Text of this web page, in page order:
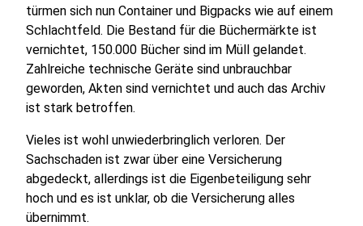
türmen sich nun Container und Bigpacks wie auf einem
Schlachtfeld. Die Bestand für die Büchermärkte ist
vernichtet, 150.000 Bücher sind im Müll gelandet.
Zahlreiche technische Geräte sind unbrauchbar
geworden, Akten sind vernichtet und auch das Archiv
ist stark betroffen.
Vieles ist wohl unwiederbringlich verloren. Der
Sachschaden ist zwar über eine Versicherung
abgedeckt, allerdings ist die Eigenbeteiligung sehr
hoch und es ist unklar, ob die Versicherung alles
übernimmt.